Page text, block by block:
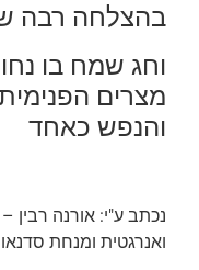
בהצלחה רבה
וחג שמח בו
מצרים
והנפש כאחד
נכתב ע"י: אורנה
ואנרגטית ומנחת